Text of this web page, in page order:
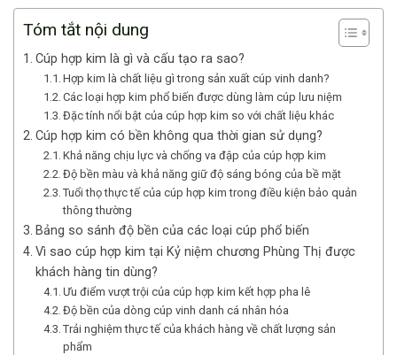
Tóm tắt nội dung
Cúp hợp kim là gì và cấu tạo ra sao?
Hợp kim là chất liệu gì trong sản xuất cúp vinh danh?
Các loại hợp kim phổ biến được dùng làm cúp lưu niệm
Đặc tính nổi bật của cúp hợp kim so với chất liệu khác
Cúp hợp kim có bền không qua thời gian sử dụng?
Khả năng chịu lực và chống va đập của cúp hợp kim
Độ bền màu và khả năng giữ độ sáng bóng của bề mặt
Tuổi thọ thực tế của cúp hợp kim trong điều kiện bảo quản
thông thường
Bảng so sánh độ bền của các loại cúp phổ biến
Vì sao cúp hợp kim tại Kỷ niệm chương Phùng Thị được
khách hàng tin dùng?
Ưu điểm vượt trội của cúp hợp kim kết hợp pha lê
Độ bền của dòng cúp vinh danh cá nhân hóa
Trải nghiệm thực tế của khách hàng về chất lượng sản
phẩm